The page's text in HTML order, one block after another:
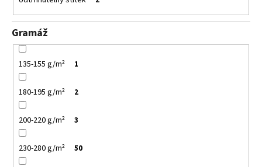
Gramáž
135-155 g/m² 1
180-195 g/m² 2
200-220 g/m² 3
230-280 g/m² 50